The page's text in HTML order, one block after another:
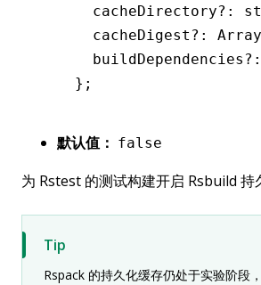
      cacheDirectory
?:
      cacheDigest
?: Array
      buildDependencies
?:
    };
默认值： false
为 Rstest 的测试构建开启 Rsbuild 持
Tip
Rspack 的持久化缓存仍处于实验阶段